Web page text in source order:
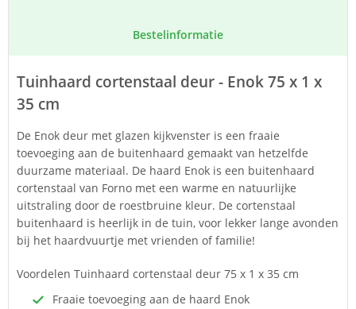
Bestel­informatie
Tuinhaard cortenstaal deur - Enok 75 x 1 x
35 cm
De Enok deur met glazen kijkvenster is een fraaie
toevoeging aan de buitenhaard gemaakt van hetzelfde
duurzame materiaal. De haard Enok is een buitenhaard
cortenstaal van Forno met een warme en natuurlijke
uitstraling door de roestbruine kleur. De cortenstaal
buitenhaard is heerlijk in de tuin, voor lekker lange avonden
bij het haardvuurtje met vrienden of familie!
Voordelen Tuinhaard cortenstaal deur 75 x 1 x 35 cm
Fraaie toevoeging aan de haard Enok